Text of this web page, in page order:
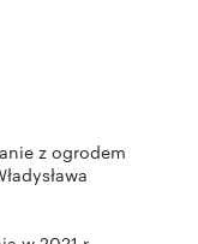
z ogrodem